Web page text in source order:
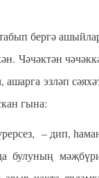
бергә
Чәчәктән
эзләп
гына:
– дип,
булуның